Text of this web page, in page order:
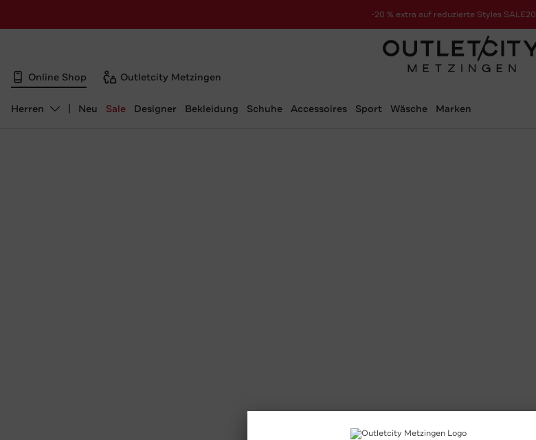
-20 % extra auf reduzierte Styles SALE20
zur Aktion
Online Shop Outletcity Metzingen
Abteilung ändern, ausgewählt:
Herren Neu Sale Designer Bekleidung Schuhe Accessoires Sport Wäsche Marken